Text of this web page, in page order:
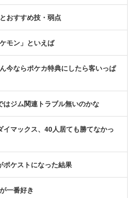
おすすめ技・弱点
モン」といえば
今ならポケカ特典にしたら客いっぱ
はジム関連トラブル無いのかな
イマックス、40人居ても勝てなかっ
ポケストになった結果
一番好き